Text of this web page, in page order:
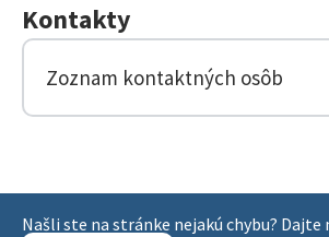
Kontakty
Zoznam kontaktných osôb
Našli ste na stránke nejakú chybu? Dajte